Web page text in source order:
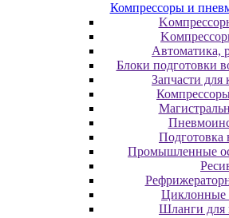
Компрессоры и
Автоматика,
Блоки подготовки
Запчасти для
Подготовка
Промышленные
Циклонные
Шланги для